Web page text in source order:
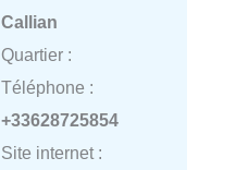
Callian
Quartier :
Téléphone :
+33628725854
Site internet :